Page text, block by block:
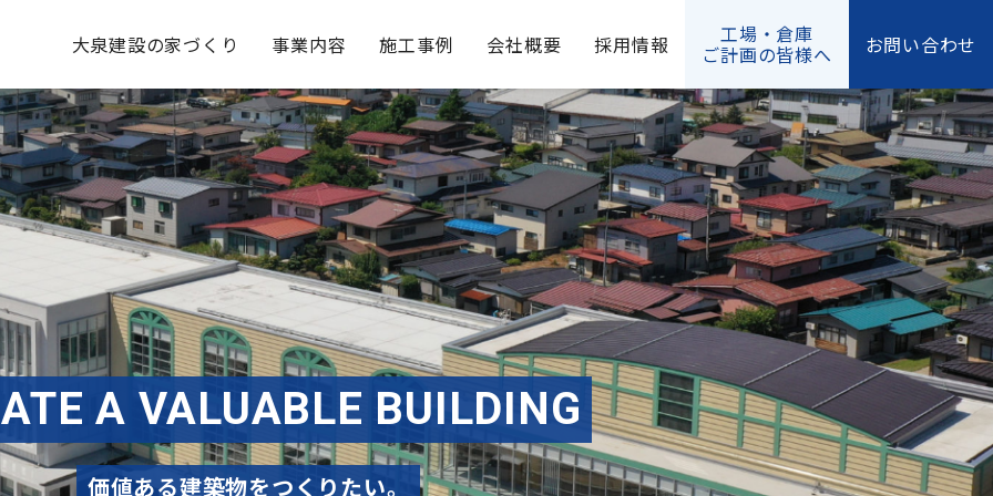
大泉建設の家づくり 事業内容 施工事例 会社概要 採用情報 工場・倉庫
ご計画の皆様へ お問い合わせ
P MA KING GOOD THINGS
ATE A VALUABLE BUILDING
価値ある建築物をつくりたい。
KE OUR CUSTOM ERS HAPPY
COMMUNITY AN D CUSTOMERS